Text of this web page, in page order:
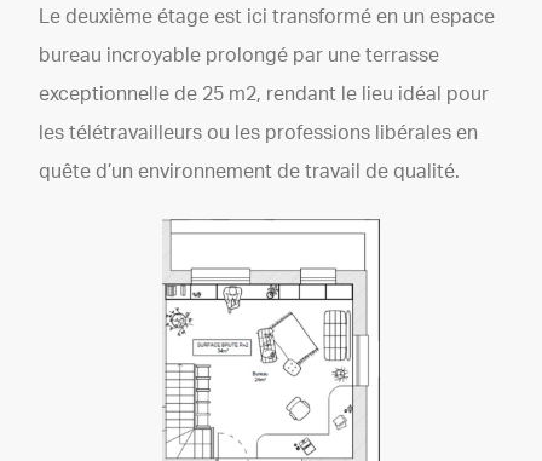
Le deuxième étage est ici transformé en un espace
bureau incroyable prolongé par une terrasse
exceptionnelle de 25 m2, rendant le lieu idéal pour
les télétravailleurs ou les professions libérales en
quête d’un environnement de travail de qualité.